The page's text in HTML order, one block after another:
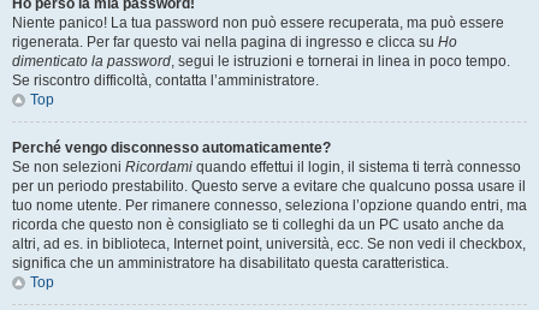
Ho perso la mia password!
Niente panico! La tua password non può essere recuperata, ma può essere
rigenerata. Per far questo vai nella pagina di ingresso e clicca su Ho
dimenticato la password, segui le istruzioni e tornerai in linea in poco tempo.
Se riscontro difficoltà, contatta l’amministratore.
Top
Perché vengo disconnesso automaticamente?
Se non selezioni Ricordami quando effettui il login, il sistema ti terrà connesso
per un periodo prestabilito. Questo serve a evitare che qualcuno possa usare il
tuo nome utente. Per rimanere connesso, seleziona l’opzione quando entri, ma
ricorda che questo non è consigliato se ti colleghi da un PC usato anche da
altri, ad es. in biblioteca, Internet point, università, ecc. Se non vedi il checkbox,
significa che un amministratore ha disabilitato questa caratteristica.
Top